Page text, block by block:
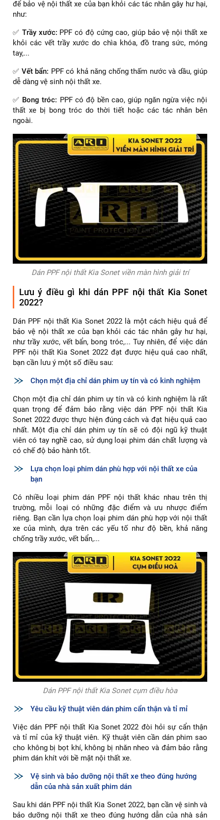
để bảo vệ nội thất xe của bạn khỏi các tác nhân gây hư hại,
như:
✅ Trầy xước: PPF có độ cứng cao, giúp bảo vệ nội thất xe
khỏi các vết trầy xước do chìa khóa, đồ trang sức, móng
tay,...
✅ Vết bẩn: PPF có khả năng chống thấm nước và dầu, giúp
dễ dàng vệ sinh nội thất xe.
✅ Bong tróc: PPF có độ bền cao, giúp ngăn ngừa việc nội
thất xe bị bong tróc do thời tiết hoặc các tác nhân bên
ngoài.
Dán PPF nội thất Kia Sonet viền màn hình giải trí
Lưu ý điều gì khi dán PPF nội thất Kia Sonet
2022?
Dán PPF nội thất Kia Sonet 2022 là một cách hiệu quả để
bảo vệ nội thất xe của bạn khỏi các tác nhân gây hư hại,
như trầy xước, vết bẩn, bong tróc,... Tuy nhiên, để việc dán
PPF nội thất Kia Sonet 2022 đạt được hiệu quả cao nhất,
bạn cần lưu ý một số điều sau:
Chọn một địa chỉ dán phim uy tín và có kinh nghiệm
Chọn một địa chỉ dán phim uy tín và có kinh nghiệm là rất
quan trọng để đảm bảo rằng việc dán PPF nội thất Kia
Sonet 2022 được thực hiện đúng cách và đạt hiệu quả cao
nhất. Một địa chỉ dán phim uy tín sẽ có đội ngũ kỹ thuật
viên có tay nghề cao, sử dụng loại phim dán chất lượng và
có chế độ bảo hành tốt.
Lựa chọn loại phim dán phù hợp với nội thất xe của
bạn
Có nhiều loại phim dán PPF nội thất khác nhau trên thị
trường, mỗi loại có những đặc điểm và ưu nhược điểm
riêng. Bạn cần lựa chọn loại phim dán phù hợp với nội thất
xe của mình, dựa trên các yếu tố như độ bền, khả năng
chống trầy xước, vết bẩn,...
Dán PPF nội thất Kia Sonet cụm điều hòa
Yêu cầu kỹ thuật viên dán phim cẩn thận và tỉ mỉ
Việc dán PPF nội thất Kia Sonet 2022 đòi hỏi sự cẩn thận
và tỉ mỉ của kỹ thuật viên. Kỹ thuật viên cần dán phim sao
cho không bị bọt khí, không bị nhăn nheo và đảm bảo rằng
phim dán khít với bề mặt nội thất xe.
Vệ sinh và bảo dưỡng nội thất xe theo đúng hướng
dẫn của nhà sản xuất phim dán
Sau khi dán PPF nội thất Kia Sonet 2022, bạn cần vệ sinh và
bảo dưỡng nội thất xe theo đúng hướng dẫn của nhà sản